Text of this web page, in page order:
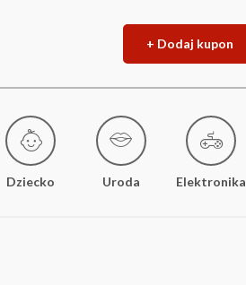
+ Dodaj kupon
Dziecko Uroda Elektronika